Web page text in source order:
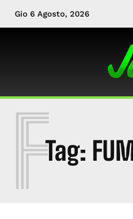
Gio 6 Agosto, 2026
Tag:
F